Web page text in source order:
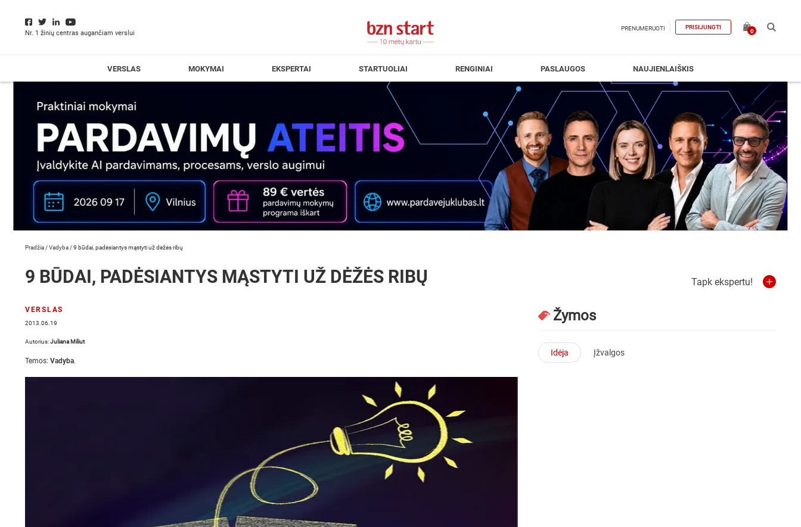
Nr. 1 žinių centras augančiam verslui
PRENUMERUOTI PRISIJUNGTI
0
VERSLAS MOKYMAI EKSPERTAI STARTUOLIAI RENGINIAI PASLAUGOS NAUJIENLAIŠKIS
Pradžia /Vadyba /9 būdai, padėsiantys mąstyti už dėžės ribų
9 BŪDAI, PADĖSIANTYS MĄSTYTI UŽ DĖŽĖS RIBŲ
VERSLAS
2013.06.19
Autorius:Juliana Miliut
Temos: Vadyba.
Tapk ekspertu!
Žymos
Idėja Įžvalgos